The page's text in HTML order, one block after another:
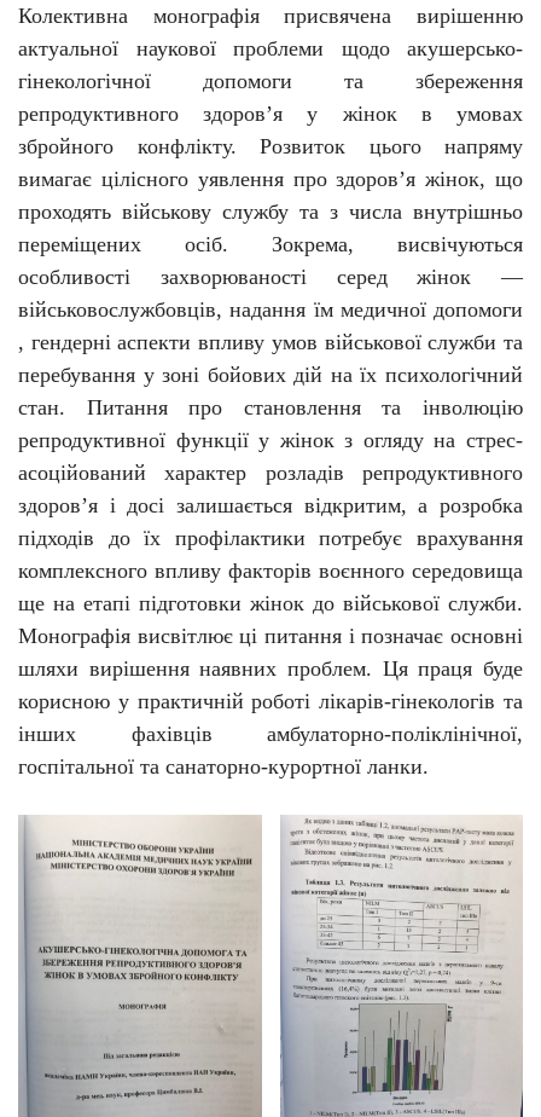
Колективна монографія присвячена вирішенню
актуальної наукової проблеми щодо акушерсько-
гінекологічної допомоги та збереження
репродуктивного здоров’я у жінок в умовах
збройного конфлікту. Розвиток цього напряму
вимагає цілісного уявлення про здоров’я жінок, що
проходять військову службу та з числа внутрішньо
переміщених осіб. Зокрема, висвічуються
особливості захворюваності серед жінок —
військовослужбовців, надання їм медичної допомоги
, гендерні аспекти впливу умов військової служби та
перебування у зоні бойових дій на їх психологічний
стан. Питання про становлення та інволюцію
репродуктивної функції у жінок з огляду на стрес-
асоційований характер розладів репродуктивного
здоров’я і досі залишається відкритим, а розробка
підходів до їх профілактики потребує врахування
комплексного впливу факторів воєнного середовища
ще на етапі підготовки жінок до військової служби.
Монографія висвітлює ці питання і позначає основні
шляхи вирішення наявних проблем. Ця праця буде
корисною у практичній роботі лікарів-гінекологів та
інших фахівців амбулаторно-поліклінічної,
госпітальної та санаторно-курортної ланки.